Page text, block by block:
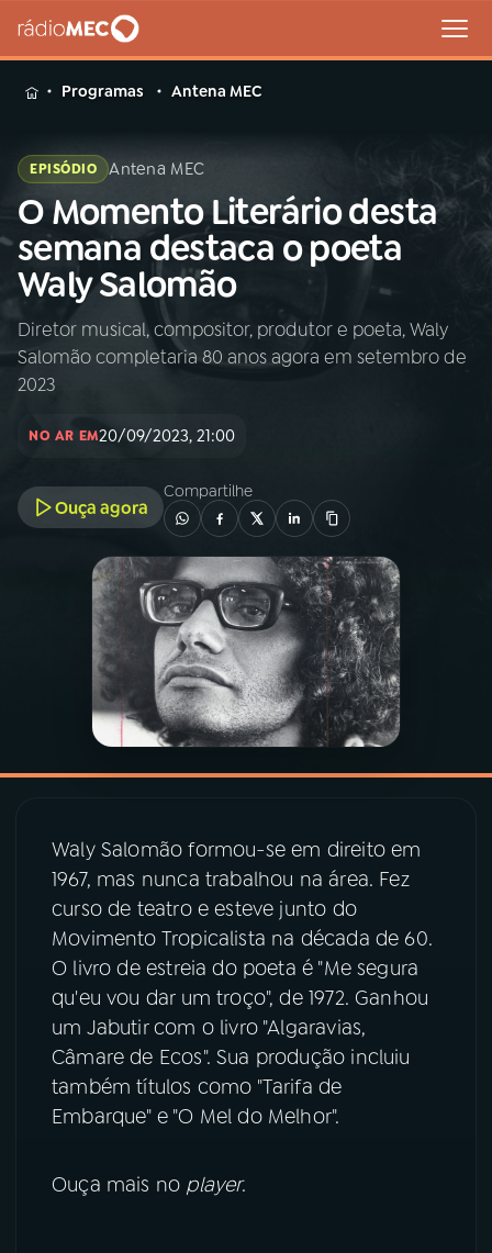
MENU
Buscar
na
Rádio
MEC
Buscar
Início AO VIVO
PROGRAMAS
PODCASTS
08PRÊMIO RÁDIO MEC
YouTube Facebook
Instagram X
Programas Antena MEC
EPISÓDIO Antena MEC
O Momento Literário desta
semana destaca o poeta
Waly Salomão
Diretor musical, compositor, produtor e poeta, Waly
Salomão completaria 80 anos agora em setembro de
2023
NO AR EM20/09/2023, 21:00
Ouça agora
Compartilhe
Waly Salomão formou-se em direito em
1967, mas nunca trabalhou na área. Fez
curso de teatro e esteve junto do
Movimento Tropicalista na década de 60.
O livro de estreia do poeta é "Me segura
qu'eu vou dar um troço", de 1972. Ganhou
um Jabutir com o livro "Algaravias,
Câmare de Ecos". Sua produção incluiu
também títulos como "Tarifa de
Embarque" e "O Mel do Melhor".
Ouça mais no player.